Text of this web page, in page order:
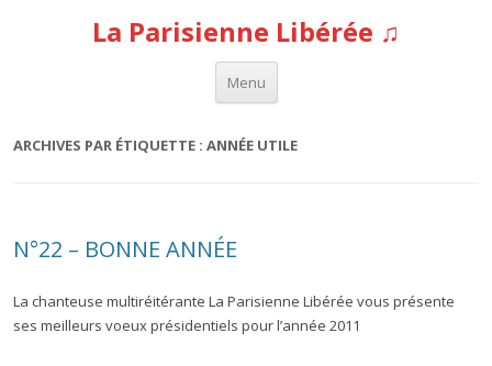
La Parisienne Libérée ♫
Menu
Aller au contenu
ARCHIVES PAR ÉTIQUETTE : ANNÉE UTILE
N°22 – BONNE ANNÉE
La chanteuse multiréitérante La Parisienne Libérée vous présente
ses meilleurs voeux présidentiels pour l’année 2011